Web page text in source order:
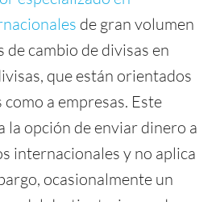
de gran volumen
de cambio de divisas en
que están orientados
a empresas. Este
la opción de enviar dinero a
internacionales y no aplica
ocasionalmente un